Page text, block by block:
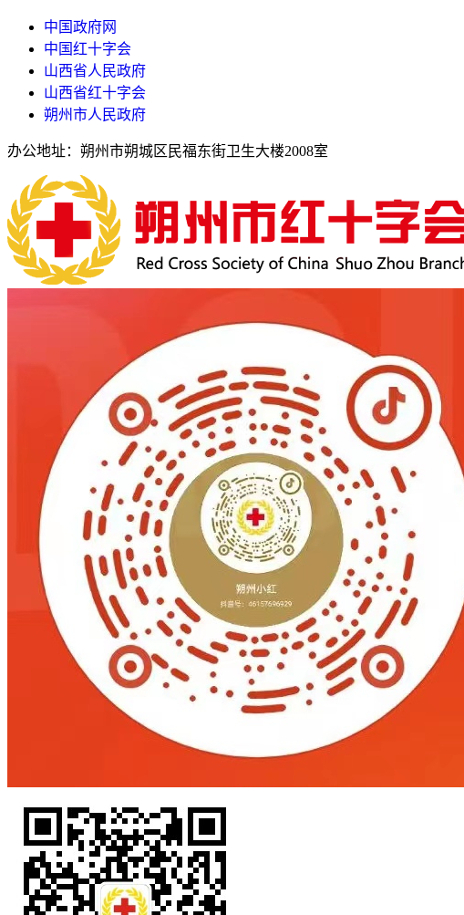
中国政府网
中国红十字会
山西省人民政府
山西省红十字会
朔州市人民政府
办公地址：朔州市朔城区民福东街卫生大楼2008室